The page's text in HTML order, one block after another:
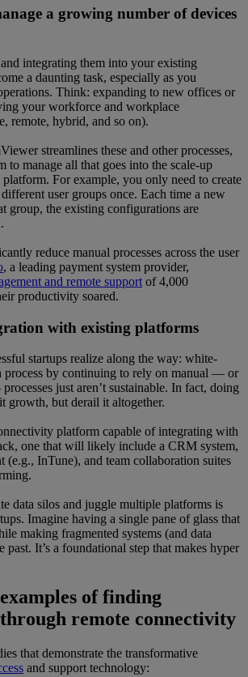
a growing number of devices
integrating them into your existing
a daunting task, especially as you
Think: expanding to new offices or
your workforce and workplace
remote, hybrid, and so on).
streamlines these and other processes,
to manage all that goes into the scale-up
For example, you only need to create
user groups once. Each time a new
group, the existing configurations are
reduce manual processes across the user
, a leading payment system provider,
and remote support of 4,000
productivity soared.
with existing platforms
startups realize along the way: white-
by continuing to rely on manual — or
just aren’t sustainable. In fact, doing
growth, but derail it altogether.
platform capable of integrating with
one that will likely include a CRM system,
(e.g., InTune), and team collaboration suites
data silos and juggle multiple platforms is
Imagine having a single pane of glass that
making fragmented systems (and data
past. It’s a foundational step that makes hyper
of finding
remote connectivity
that demonstrate the transformative
and support technology: